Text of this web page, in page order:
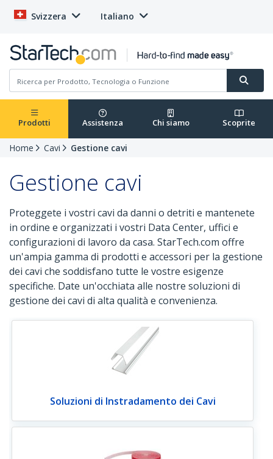
Svizzera Italiano
Prodotti Assistenza Chi siamo Scoprite
Home Cavi Gestione cavi
Gestione cavi
Proteggete i vostri cavi da danni o detriti e mantenete
in ordine e organizzati i vostri Data Center, uffici e
configurazioni di lavoro da casa. StarTech.com offre
un'ampia gamma di prodotti e accessori per la gestione
dei cavi che soddisfano tutte le vostre esigenze
specifiche. Date un'occhiata alle nostre soluzioni di
gestione dei cavi di alta qualità e convenienza.
Soluzioni di Instradamento dei Cavi